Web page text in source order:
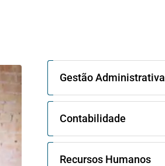
Gestão Administrativa
Contabilidade
Recursos Humanos